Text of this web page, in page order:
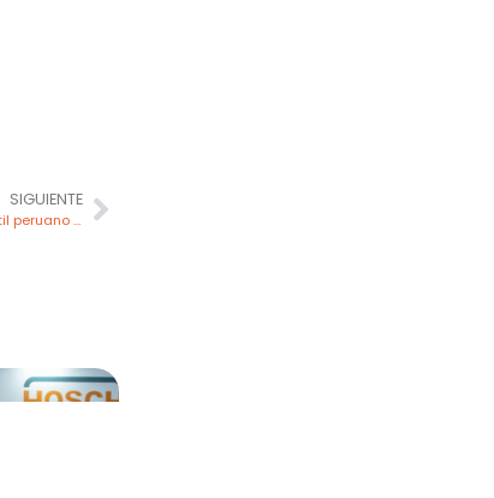
SIGUIENTE
Impulso minero eleva alza del mercado bursátil peruano en 2025